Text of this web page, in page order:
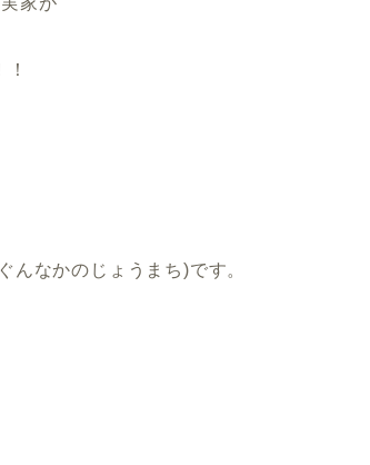
んなかのじょうまち)です。